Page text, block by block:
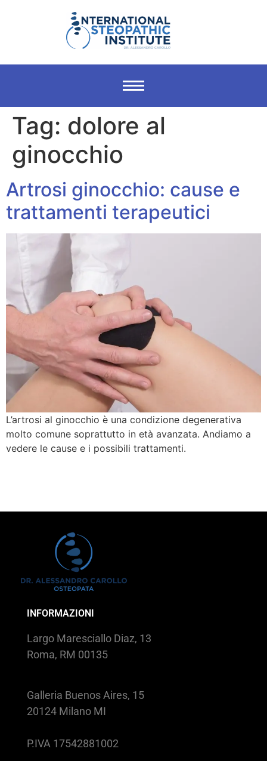
Tag: dolore al
ginocchio
Artrosi ginocchio: cause e
trattamenti terapeutici
L’artrosi al ginocchio è una condizione degenerativa
molto comune soprattutto in età avanzata. Andiamo a
vedere le cause e i possibili trattamenti.
INFORMAZIONI
Largo Maresciallo Diaz, 13
Roma, RM 00135
Galleria Buenos Aires, 15
20124 Milano MI
P.IVA 17542881002